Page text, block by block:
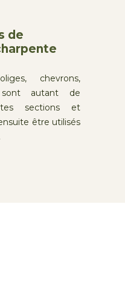
de
chevrons,
sont autant de
sections et
être utilisés